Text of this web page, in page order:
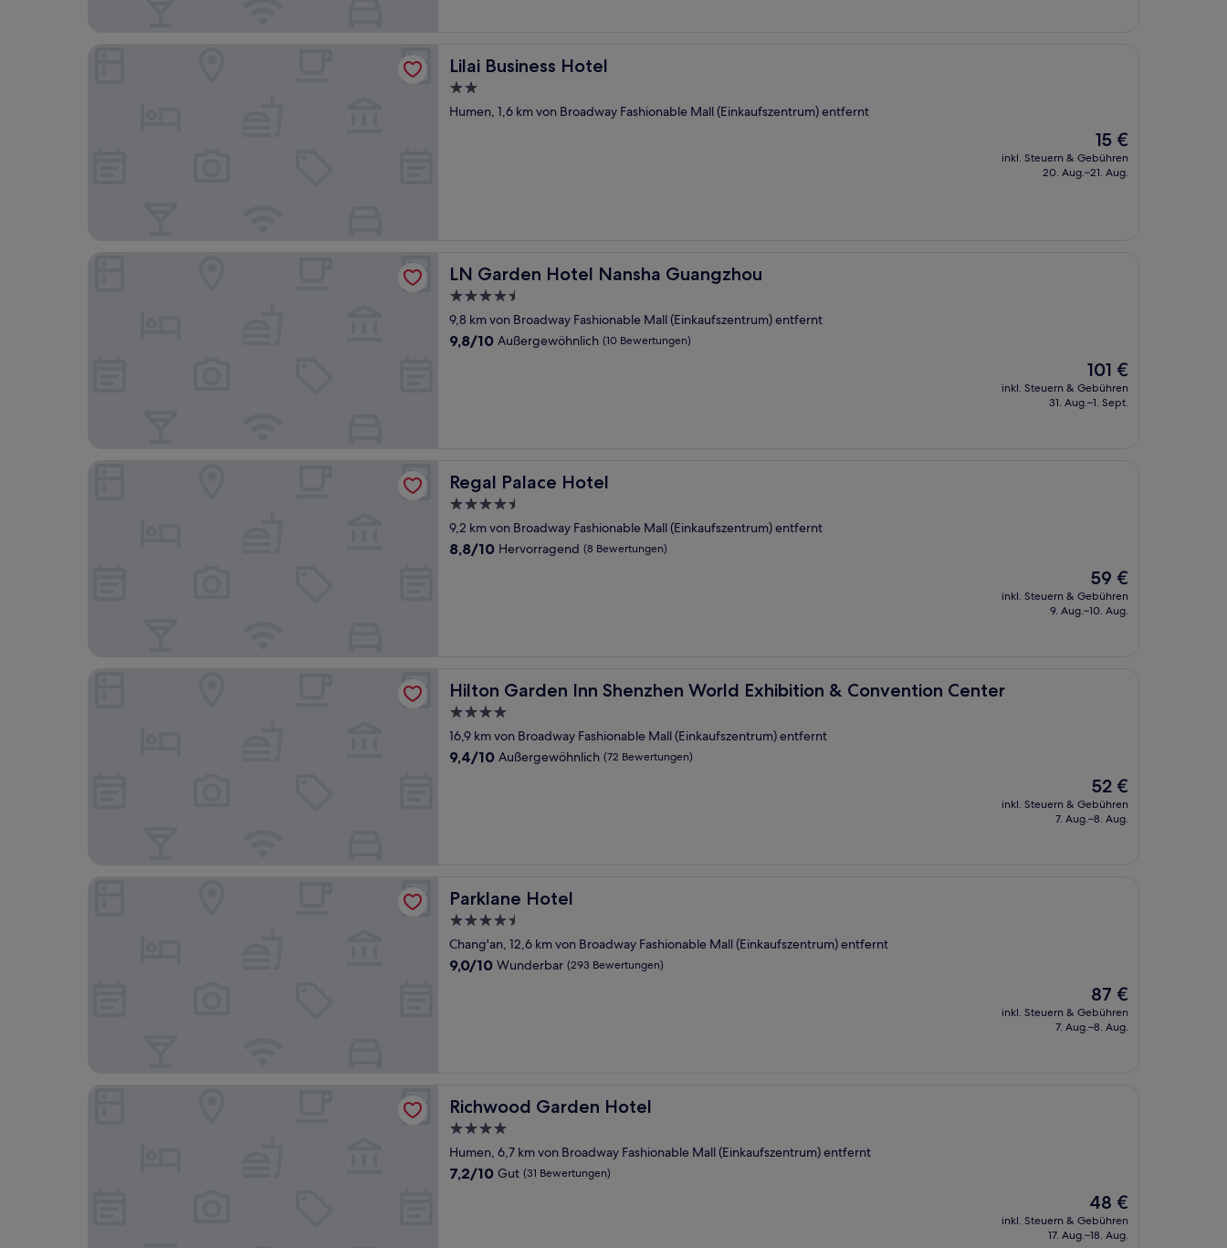
Lilai Business Hotel
Lilai Business Hotel
2.0-
Sterne-
Humen, 1,6 km von Broadway Fashionable Mall (Einkaufszentrum) entfernt
Der
Preis
beträgt
15 €
inkl. Steuern & Gebühren
20. Aug.–21. Aug.
LN Garden Hotel Nansha Guangzhou
LN Garden Hotel Nansha Guangzhou
4.5-
Sterne-
Unterkunft
9,8 km von Broadway Fashionable Mall (Einkaufszentrum) entfernt
9.8
9,8/10 Außergewöhnlich (10 Bewertungen)
Der
Preis
beträgt
101 €
inkl. Steuern & Gebühren
31. Aug.–1. Sept.
Regal Palace Hotel
Regal Palace Hotel
4.5-
Sterne-
Unterkunft
9,2 km von Broadway Fashionable Mall (Einkaufszentrum) entfernt
8.8
8,8/10 Hervorragend (8 Bewertungen)
Der
Preis
beträgt
59 €
inkl. Steuern & Gebühren
9. Aug.–10. Aug.
Hilton Garden Inn Shenzhen World Exhibition & Convention Center
Hilton Garden Inn Shenzhen World Exhibition & Convention Center
4.0-
Sterne-
Unterkunft
16,9 km von Broadway Fashionable Mall (Einkaufszentrum) entfernt
9.4
9,4/10 Außergewöhnlich (72 Bewertungen)
Der
Preis
beträgt
52 €
inkl. Steuern & Gebühren
7. Aug.–8. Aug.
Hilton Garden Inn Shenzhen World Exhibition & Convention Center
Parklane Hotel
Parklane Hotel
4.5-
Sterne-
Unterkunft
Chang'an, 12,6 km von Broadway Fashionable Mall (Einkaufszentrum) entfernt
9.0
9,0/10 Wunderbar (293 Bewertungen)
Der
Preis
beträgt
87 €
inkl. Steuern & Gebühren
7. Aug.–8. Aug.
Richwood Garden Hotel
Richwood Garden Hotel
4.0-
Sterne-
Unterkunft
Humen, 6,7 km von Broadway Fashionable Mall (Einkaufszentrum) entfernt
7.2
7,2/10 Gut (31 Bewertungen)
Der
Preis
beträgt
48 €
inkl. Steuern & Gebühren
17. Aug.–18. Aug.